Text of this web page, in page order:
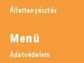
Állattenyésztés
Menü
Adatvédelem